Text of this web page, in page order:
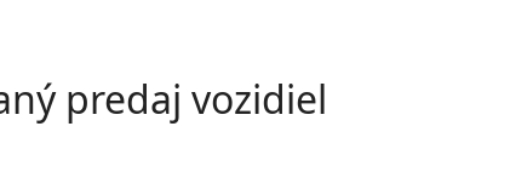
predaj vozidiel